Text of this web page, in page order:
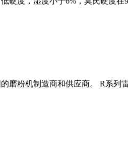
磨粉机制造商和供应商。 R系